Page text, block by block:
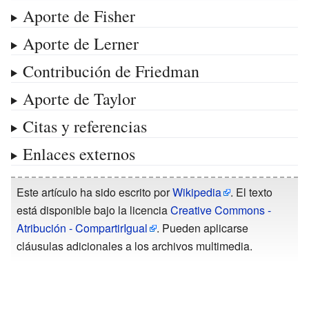
Aporte de Fisher
Aporte de Lerner
Contribución de Friedman
Aporte de Taylor
Citas y referencias
Enlaces externos
Este artículo ha sido escrito porWikipedia
. El texto
está disponible bajo la licenciaCreative Commons -
Atribución - CompartirIgual
. Pueden aplicarse
cláusulas adicionales a los archivos multimedia.